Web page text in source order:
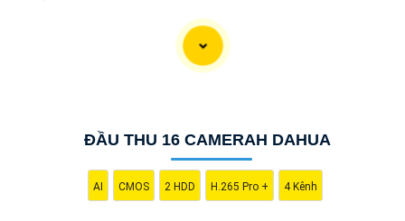
"Camera Dahua chính hãng mang đến cho bạn sự tin cậy và chất
lượng vượt trội. Với hình ảnh sắc nét và tính năng an ninh hiện
đại, sản phẩm này hứa hẹn đáp ứng mọi nhu cầu giám sát của
ĐẦU THU 16 CAMERAH DAHUA
AI CMOS 2 HDD H.265 Pro + 4 Kênh